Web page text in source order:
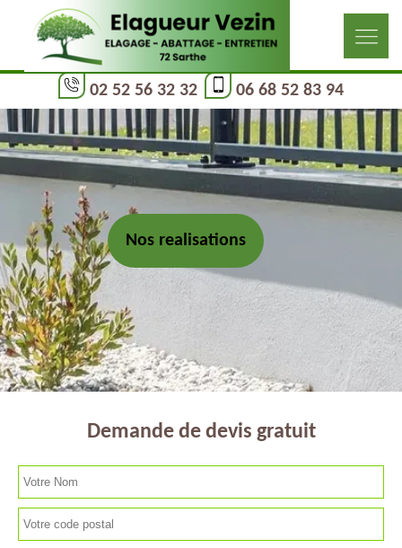
02 52 56 32 32 06 68 52 83 94
Nos realisations
Demande de devis gratuit